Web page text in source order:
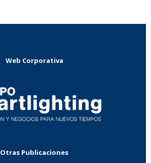
Web Corporativa
Otras Publicaciones